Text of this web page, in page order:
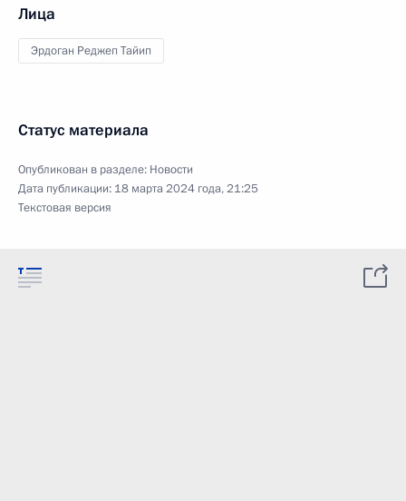
Лица
Эрдоган Реджеп Тайип
Статус материала
Опубликован в разделе: Новости
Дата публикации: 18 марта 2024 года, 21:25
Текстовая версия